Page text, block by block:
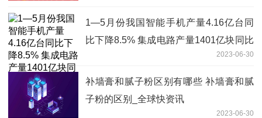
1—5月份我国智能手机产量4.16亿台同
比下降8.5% 集成电路产量1401亿块同比
2023-06-30
补墙膏和腻子粉区别有哪些 补墙膏和腻
子粉的区别_全球快资讯
2023-06-30